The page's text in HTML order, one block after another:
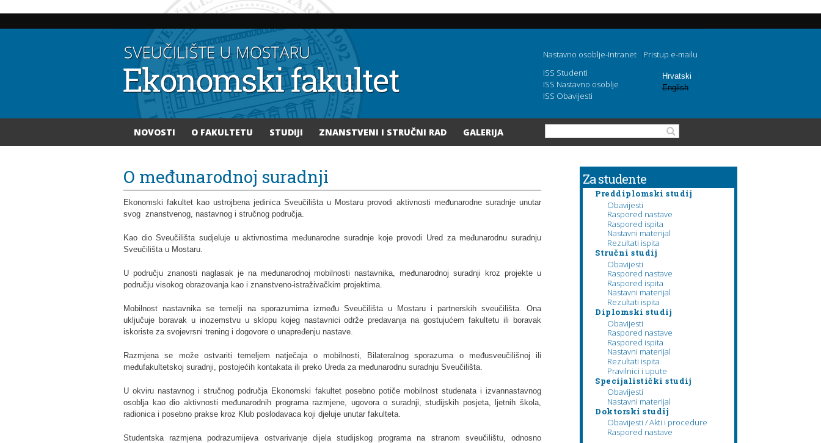
glavni
Hrvatski
English
Nastavno osoblje-Intranet
Pristup e-mailu
ISS Studenti
ISS Nastavno osoblje
ISS Obavijesti
NOVOSTI O FAKULTETU STUDIJI ZNANSTVENI I STRUČNI RAD GALERIJA Obrazac pretraživanja
Vi ste ovdje
O međunarodnoj suradnji
Ekonomski fakultet kao ustrojbena jedinica Sveučilišta u Mostaru provodi aktivnosti međunarodne suradnje unutar
svog znanstvenog, nastavnog i stručnog područja.
Kao dio Sveučilišta sudjeluje u aktivnostima međunarodne suradnje koje provodi Ured za međunarodnu suradnju
Sveučilišta u Mostaru.
U području znanosti naglasak je na međunarodnoj mobilnosti nastavnika, međunarodnoj suradnji kroz projekte u
području visokog obrazovanja kao i znanstveno-istraživačkim projektima.
Mobilnost nastavnika se temelji na sporazumima između Sveučilišta u Mostaru i partnerskih sveučilišta. Ona
uključuje boravak u inozemstvu u sklopu kojeg nastavnici održe predavanja na gostujućem fakultetu ili boravak
iskoriste za svojevrsni trening i dogovore o unapređenju nastave.
Razmjena se može ostvariti temeljem natječaja o mobilnosti, Bilateralnog sporazuma o međusveučilišnoj ili
međufakultetskoj suradnji, postojećih kontakata ili preko Ureda za međunarodnu suradnju Sveučilišta.
U okviru nastavnog i stručnog područja Ekonomski fakultet posebno potiče mobilnost studenata i izvannastavnog
osoblja kao dio aktivnosti međunarodnih programa razmjene, ugovora o suradnji, studijskih posjeta, ljetnih škola,
radionica i posebno prakse kroz Klub poslodavaca koji djeluje unutar fakulteta.
Studentska razmjena podrazumijeva ostvarivanje dijela studijskog programa na stranom sveučilištu, odnosno
Za studente
Preddiplomski studij
Obavijesti
Raspored nastave
Raspored ispita
Nastavni materijal
Rezultati ispita
Stručni studij
Obavijesti
Raspored nastave
Raspored ispita
Nastavni materijal
Rezultati ispita
Diplomski studij
Obavijesti
Raspored nastave
Raspored ispita
Nastavni materijal
Rezultati ispita
Pravilnici i upute
Specijalistički studij
Obavijesti
Nastavni materijal
Doktorski studij
Obavijesti / Akti i procedure
Raspored nastave